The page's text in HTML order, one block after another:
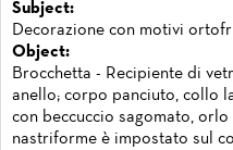
Subject:
Decorazione con motivi
Object:
Brocchetta - Recipiente di
anello; corpo panciuto, collo
con beccuccio sagomato,
nastriforme è impostato sul